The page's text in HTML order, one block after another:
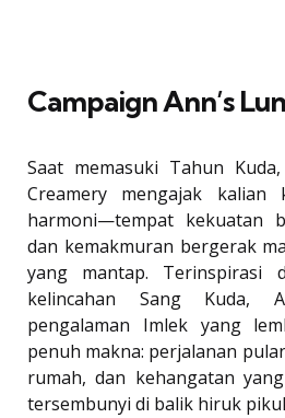
Campaign Ann’s
Saat memasuki Tahun
Creamery mengajak kalian
harmoni—tempat kekuatan
dan kemakmuran bergerak
yang mantap. Terinspirasi
kelincahan Sang Kuda,
pengalaman Imlek yang
penuh makna: perjalanan
rumah, dan kehangatan
tersembunyi di balik hiruk